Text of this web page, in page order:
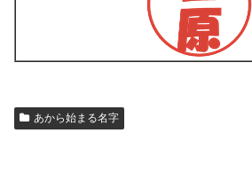
あから始まる名字